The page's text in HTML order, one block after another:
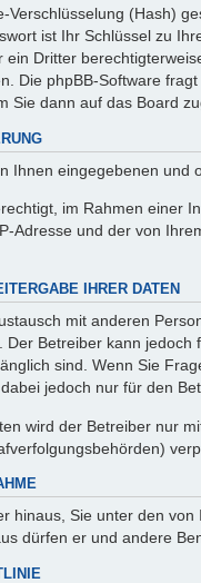
Verschlüsselung (Hash)
ist Ihr Schlüssel zu
Dritter
Die phpBB-Software
Sie dann auf das Board
Ihnen eingegebenen
im Rahmen einer
Adresse und der von
IHRER DATEN
mit anderen
Der Betreiber kann
sind. Wenn Sie
jedoch nur für den
wird der Betreiber nur
hinaus, Sie unter den
dürfen er und andere